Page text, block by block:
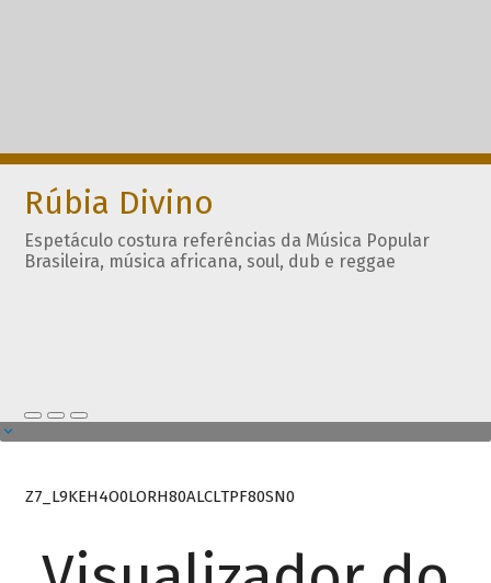
Rúbia Divino
Espetáculo costura referências da Música Popular
Brasileira, música africana, soul, dub e reggae
Z7_L9KEH4O0LORH80ALCLTPF80SN0